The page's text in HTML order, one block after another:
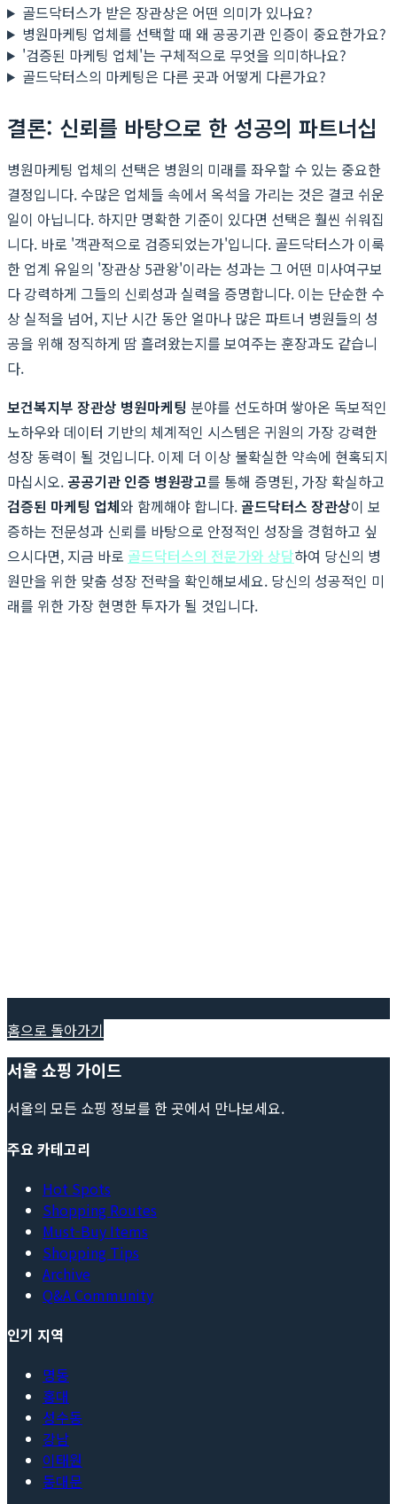
골드닥터스가 받은 장관상은 어떤 의미가 있나요?
병원마케팅 업체를 선택할 때 왜 공공기관 인증이 중요한가요?
'검증된 마케팅 업체'는 구체적으로 무엇을 의미하나요?
골드닥터스의 마케팅은 다른 곳과 어떻게 다른가요?
결론: 신뢰를 바탕으로 한 성공의 파트너십
병원마케팅 업체의 선택은 병원의 미래를 좌우할 수 있는 중요한
결정입니다. 수많은 업체들 속에서 옥석을 가리는 것은 결코 쉬운
일이 아닙니다. 하지만 명확한 기준이 있다면 선택은 훨씬 쉬워집
니다. 바로 '객관적으로 검증되었는가'입니다. 골드닥터스가 이룩
한 업계 유일의 '장관상 5관왕'이라는 성과는 그 어떤 미사여구보
다 강력하게 그들의 신뢰성과 실력을 증명합니다. 이는 단순한 수
상 실적을 넘어, 지난 시간 동안 얼마나 많은 파트너 병원들의 성
공을 위해 정직하게 땀 흘려왔는지를 보여주는 훈장과도 같습니
다.
보건복지부 장관상 병원마케팅 분야를 선도하며 쌓아온 독보적인
노하우와 데이터 기반의 체계적인 시스템은 귀원의 가장 강력한
성장 동력이 될 것입니다. 이제 더 이상 불확실한 약속에 현혹되지
마십시오. 공공기관 인증 병원광고를 통해 증명된, 가장 확실하고
검증된 마케팅 업체와 함께해야 합니다. 골드닥터스 장관상이 보
증하는 전문성과 신뢰를 바탕으로 안정적인 성장을 경험하고 싶
으시다면, 지금 바로 골드닥터스의 전문가와 상담하여 당신의 병
원만을 위한 맞춤 성장 전략을 확인해보세요. 당신의 성공적인 미
래를 위한 가장 현명한 투자가 될 것입니다.
홈으로 돌아가기
서울 쇼핑 가이드
서울의 모든 쇼핑 정보를 한 곳에서 만나보세요.
주요 카테고리
Hot Spots
Shopping Routes
Must-Buy Items
Shopping Tips
Archive
Q&A Community
인기 지역
명동
홍대
성수동
강남
이태원
동대문